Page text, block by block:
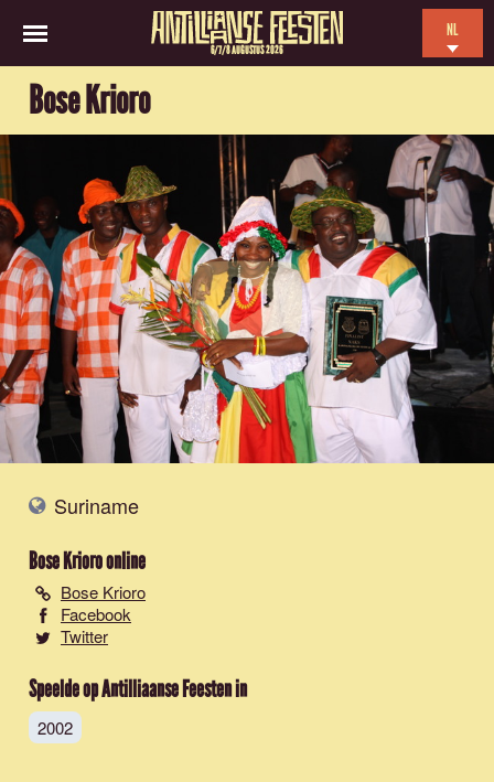
6/7/8 AUGUSTUS 2026
NL
FR
Bose Krioro
Suriname
Bose Krioroonline
Bose Krioro
Facebook
Twitter
Speelde op Antilliaanse Feesten in
2002